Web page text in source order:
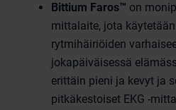
Bittium Faros™ on
mittalaite, jota
rytmihäiriöiden
jokapäiväisessä
erittäin pieni ja kevyt ja
pitkäkestoiset EKG -